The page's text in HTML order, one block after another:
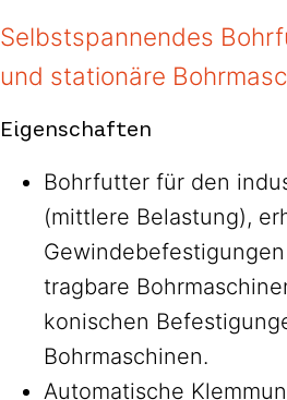
Selbstspannendes
und stationäre
Eigenschaften
Bohrfutter für den
(mittlere Belastung),
tragbare
konischen
Bohrmaschinen.
Automatische